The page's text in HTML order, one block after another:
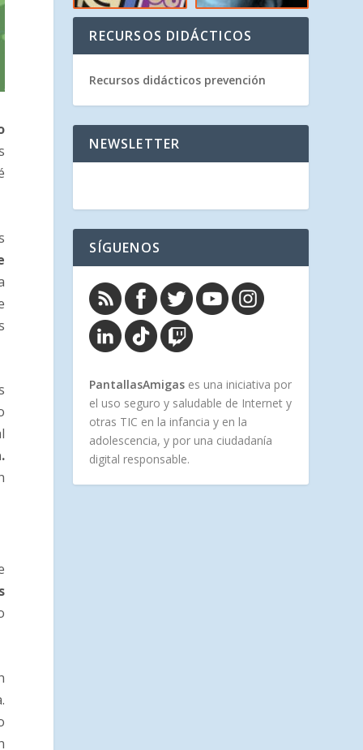
RECURSOS DIDÁCTICOS
Recursos didácticos prevención
NEWSLETTER
SÍGUENOS
PantallasAmigas es una iniciativa por
el uso seguro y saludable de Internet y
otras TIC en la infancia y en la
adolescencia, y por una ciudadanía
digital responsable.